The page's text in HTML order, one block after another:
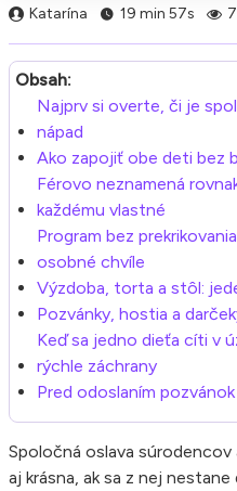
Katarína 19 min 57s
Obsah:
Najprv si overte, či je
nápad
Ako zapojiť obe deti bez
Férovo neznamená
každému vlastné
Program bez
osobné chvíle
Výzdoba, torta a stôl:
Pozvánky, hostia a
Keď sa jedno dieťa cíti v
rýchle záchrany
Pred odoslaním
Spoločná oslava
aj krásna, ak sa z nej